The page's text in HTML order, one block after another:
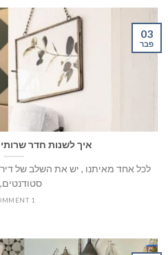
איך לשנות חדר
לכל אחד מאיתנו , יש את השלב של
1 COMMENT
03
פבר